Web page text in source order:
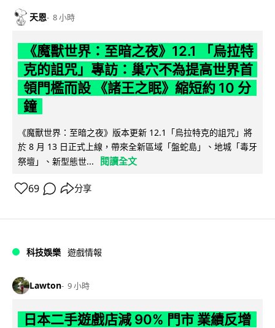
天恩 8 小時
《魔獸世界：至暗之夜》12.1 「烏拉特
克的詛咒」專訪：巢穴不為提高世界首
領門檻而設 《諸王之眠》縮短約 10 分
鐘
《魔獸世界：至暗之夜》版本更新 12.1「烏拉特克的詛咒」將
於 8 月 13 日正式上線，帶來全新區域「盤蛇島」、地城「毒牙
祭壇」、新型態世...
閱讀全文
69 分享
科技娛樂 遊戲情報
Lawton 9 小時
日本二手遊戲店減 90% 門市 業績反增